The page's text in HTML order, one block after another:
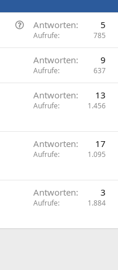
F
a
Antworten 5
Aufrufe 785
Antworten 9
Aufrufe 637
Antworten 13
Aufrufe 1.456
Antworten 17
Aufrufe 1.095
Antworten 3
Aufrufe 1.884